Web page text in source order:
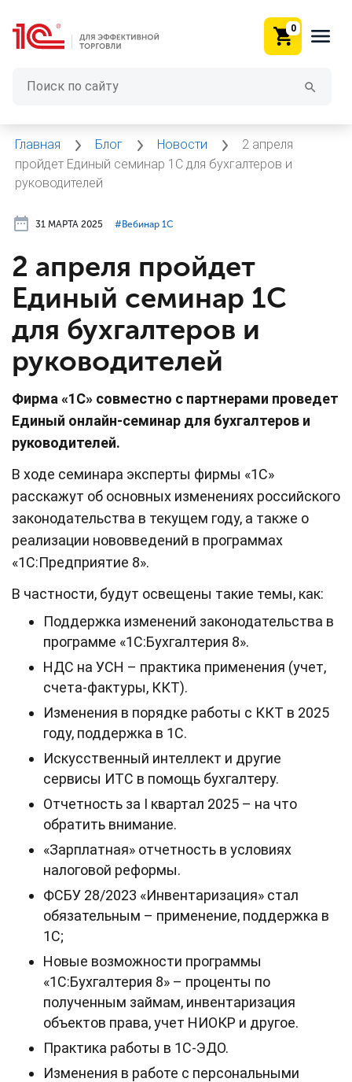
0
Главная Блог Новости
2 апреля
пройдет Единый семинар 1С для бухгалтеров и
руководителей
31 МАРТА 2025 #⁣Вебинар 1С
2 апреля пройдет
Единый семинар 1С
для бухгалтеров и
руководителей
Фирма «1С» совместно с партнерами проведет
Единый онлайн-семинар для бухгалтеров и
руководителей.
В ходе семинара эксперты фирмы «1С»
расскажут об основных изменениях российского
законодательства в текущем году, а также о
реализации нововведений в программах
«1С:Предприятие 8».
В частности, будут освещены такие темы, как:
Поддержка изменений законодательства в
программе «1С:Бухгалтерия 8».
НДС на УСН – практика применения (учет,
счета-фактуры, ККТ).
Изменения в порядке работы с ККТ в 2025
году, поддержка в 1С.
Искусственный интеллект и другие
сервисы ИТС в помощь бухгалтеру.
Отчетность за I квартал 2025 – на что
обратить внимание.
«Зарплатная» отчетность в условиях
налоговой реформы.
ФСБУ 28/2023 «Инвентаризация» стал
обязательным – применение, поддержка в
1С;
Новые возможности программы
«1С:Бухгалтерия 8» – проценты по
полученным займам, инвентаризация
объектов права, учет НИОКР и другое.
Практика работы в 1С-ЭДО.
Изменения в работе с персональными